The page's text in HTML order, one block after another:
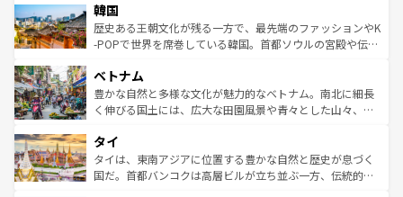
ワイを、存分に味わってほしい。 なお、新着のハワイ情報
はコンテンツ一覧を参照してほしい。
いる。アクティビティも充実しており、サーフィンやダイ
ビング、ハイキングなど、アウトドア好きにはたまらな
い。オーストラリアの多彩な魅力を存分に味わいつくそ
参照してほしい。
ン）、静ひつな山岳地帯である台湾東部など、都市の喧騒
と山間の静けさが共存しており、訪れる人に新しい発見と
驚きをもたらしてくれる。また、奥深い台湾の食文化も魅
容にもいいと評判のスイーツなど、バラエティ豊かな料理
が味わえる。 なお、新着の台湾情報は コンテンツ一覧を参
照してほしい。
韓国
歴史ある王朝文化が残る一方で、最先端のファッションやK
-POPで世界を席巻している韓国。首都ソウルの宮殿や伝統
き、地方に足を延ばせば四季折々の自然美を楽しむことが
できる。そして、キムチや焼肉、絶品のストリートフード
まで、さまざまな韓国料理が待っている。夜には、韓国な
リティに包まれながら、韓国の多彩な魅力を心ゆくまで味
わってみてほしい。 なお、新着の韓国情報はコンテンツ一
覧を参照してほしい。
ベトナム
豊かな自然と多様な文化が魅力的なベトナム。南北に細長
く伸びる国土には、広大な田園風景や青々とした山々、世
急速な発展と共に伝統が息づく。ハノイの古い町並みやホ
ーチミン市のフランス統治時代の建物も、独特の雰囲気を
醸し出している。また、バラエティの豊かさとおいしさで
タイ
タイは、東南アジアに位置する豊かな自然と歴史が息づく
国だ。首都バンコクは高層ビルが立ち並ぶ一方、伝統的な